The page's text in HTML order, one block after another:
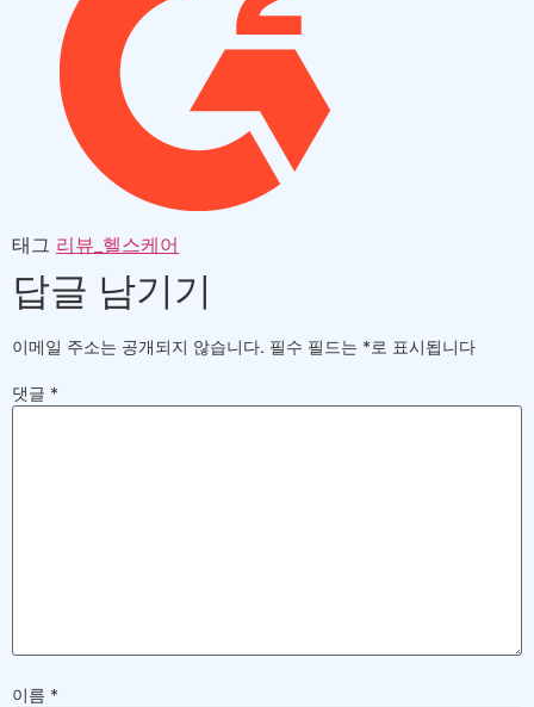
태그 리뷰_헬스케어
답글 남기기
이메일 주소는 공개되지 않습니다. 필수 필드는 *로 표시됩니다
댓글 *
이름 *